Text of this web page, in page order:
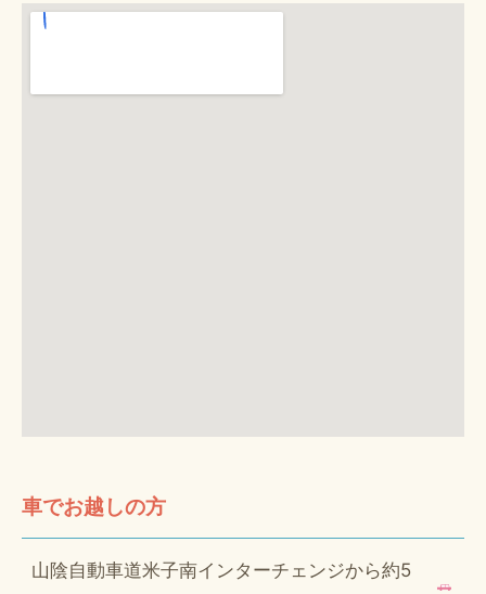
車でお越しの方
山陰自動車道米子南インターチェンジから約5